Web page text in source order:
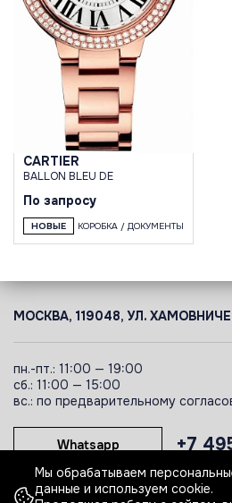
CARTIER
BALLON BLEU DE
По запросу
НОВЫЕ КОРОБКА / ДОКУМЕНТЫ
МОСКВА, 119048, УЛ.
пн.-пт.: 11:00 — 19:00
сб.: 11:00 — 15:00
вс.: по предварительному
+7
Whatsapp
Telegram
Мы обрабатываем
данные и используем cookie.